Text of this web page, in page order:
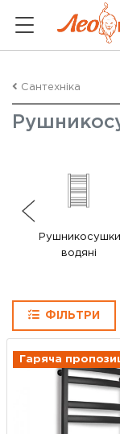
Сантехніка
Рушникосушки
водяні
ФІЛЬТРИ
Гаряча